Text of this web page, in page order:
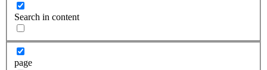
Search in content
page